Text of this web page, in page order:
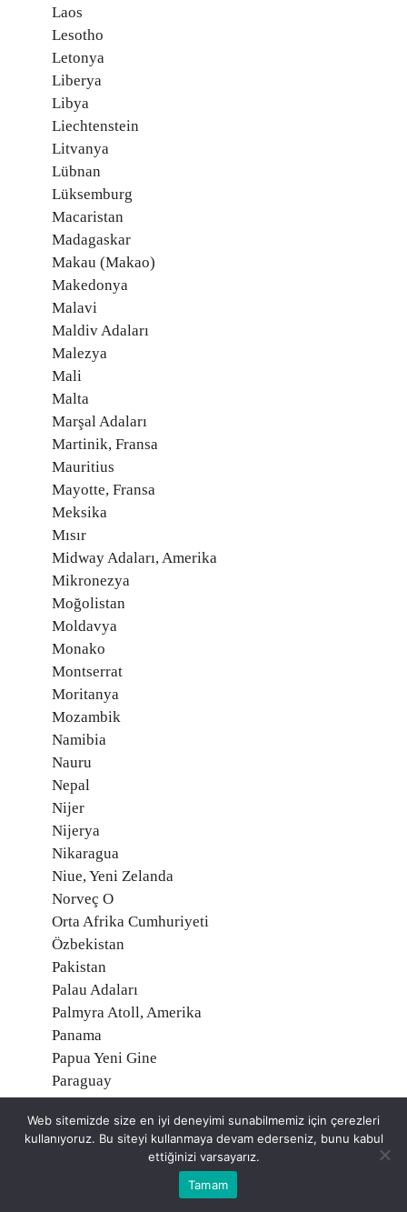
Laos
Lesotho
Letonya
Liberya
Libya
Liechtenstein
Litvanya
Lübnan
Lüksemburg
Macaristan
Madagaskar
Makau (Makao)
Makedonya
Malavi
Maldiv Adaları
Malezya
Mali
Malta
Marşal Adaları
Martinik, Fransa
Mauritius
Mayotte, Fransa
Meksika
Mısır
Midway Adaları, Amerika
Mikronezya
Moğolistan
Moldavya
Monako
Montserrat
Moritanya
Mozambik
Namibia
Nauru
Nepal
Nijer
Nijerya
Nikaragua
Niue, Yeni Zelanda
Norveç O
Orta Afrika Cumhuriyeti
Özbekistan
Pakistan
Palau Adaları
Palmyra Atoll, Amerika
Panama
Papua Yeni Gine
Paraguay
Polonya
Portekiz
Porto Riko, Amerika
Web sitemizde size en iyi deneyimi sunabilmemiz için çerezleri
kullanıyoruz. Bu siteyi kullanmaya devam ederseniz, bunu kabul
ettiğinizi varsayarız.
Tamam